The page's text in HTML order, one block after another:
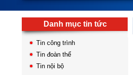
Danh mục tin tức
Tin công trình
Tin đoàn thể
Tin nội bộ